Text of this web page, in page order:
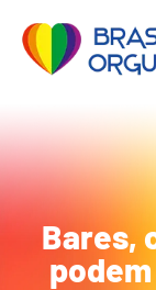
Bares,